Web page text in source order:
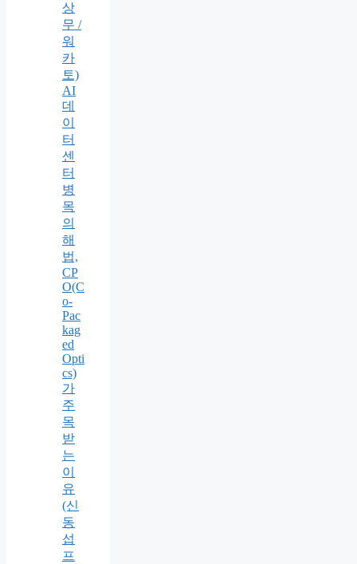
상
무 /
워
카
토)
AI
데
이
터
센
터
병
목
의
해
법,
CP
O(C
o-
Pac
kag
ed
Opti
cs)
가
주
목
받
는
이
유
(신
동
섭
프